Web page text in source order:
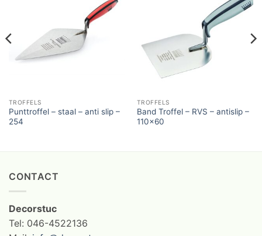
TROFFELS
Punttroffel – staal – anti slip –
254
TROFFELS
Band Troffel – RVS – antislip –
110×60
CONTACT
Decorstuc
Tel: 046-4522136